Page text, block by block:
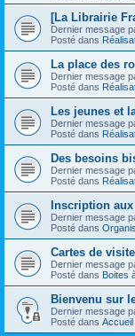
[La Librairie
Dernier message
Posté dans
La place des
Dernier message
Posté dans
Les jeunes et
Dernier message
Posté dans
Des besoins
Dernier message
Posté dans
Inscription aux
Dernier message
Posté dans
Cartes de
Dernier message
Posté dans Boites
Bienvenu sur
Dernier message
Posté dans Accueil